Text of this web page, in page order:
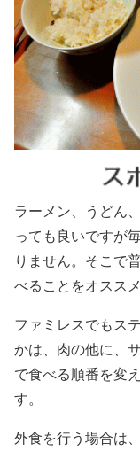
ラーメン、うどん
っても良いですが
りません。そこで
べることをオススメ
ファミレスでもス
かは、肉の他に、
で食べる順番を変
す。
外食を行う場合は